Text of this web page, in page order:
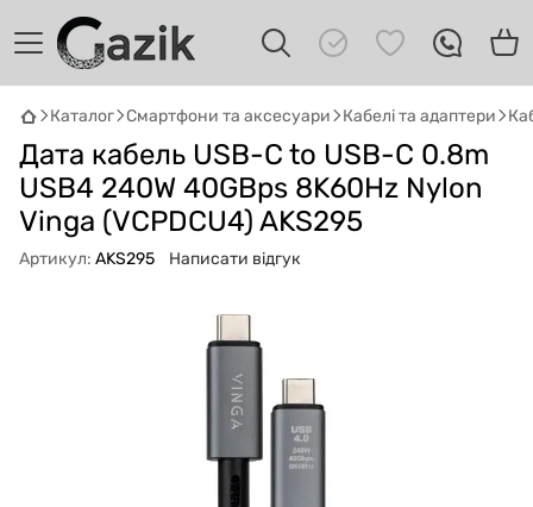
Каталог Смартфони та аксесуари Кабелі та адаптери
Дата кабель USB-C to USB-C 0.8m
USB4 240W 40GBps 8K60Hz Nylon
Vinga (VCPDCU4) AKS295
Артикул: AKS295 Написати відгук
Онлайн · пошук техніки
Привіт! 👋 Я Gazik AI — допоможу
підібрати вживану комп'ютерну техніку.
Що шукаєш?